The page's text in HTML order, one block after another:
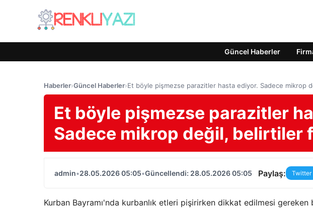
Güncel Haberler
Haberler›Güncel Haberler›Et böyle pişmezse parazitler hasta ediyor. Sadece mikrop
Et böyle pişmezse parazitler
Sadece mikrop değil, belirtiler
admin•28.05.2026 05:05•Güncellendi: 28.05.2026 05:05 Paylaş: Twitter
Kurban Bayramı'nda kurbanlık etleri pişirirken dikkat edilmesi